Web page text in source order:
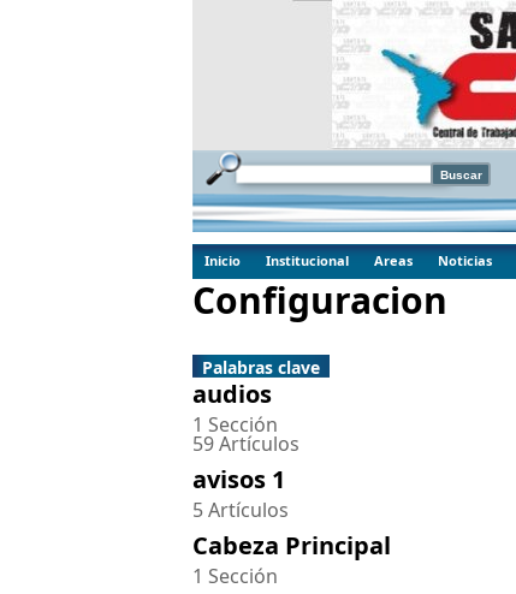
Inicio Institucional Areas Noticias
Configuracion
Palabras clave
audios
1 Sección
59 Artículos
avisos 1
5 Artículos
Cabeza Principal
1 Sección